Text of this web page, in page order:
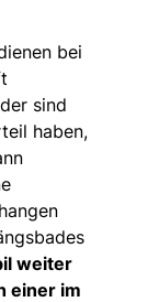
bei
sind
haben,
weiter
einer im